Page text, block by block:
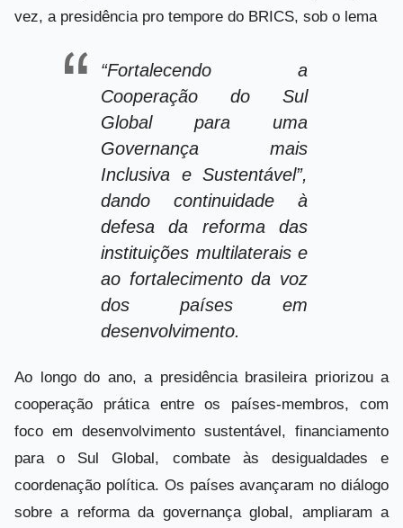
vez, a presidência pro tempore do BRICS, sob o lema
“Fortalecendo a
Cooperação do Sul
Global para uma
Governança mais
Inclusiva e Sustentável”,
dando continuidade à
defesa da reforma das
instituições multilaterais e
ao fortalecimento da voz
dos países em
desenvolvimento.
Ao longo do ano, a presidência brasileira priorizou a
cooperação prática entre os países-membros, com
foco em desenvolvimento sustentável, financiamento
para o Sul Global, combate às desigualdades e
coordenação política. Os países avançaram no diálogo
sobre a reforma da governança global, ampliaram a